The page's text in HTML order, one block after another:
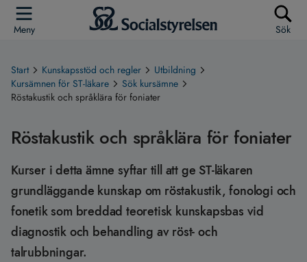
Meny Sök
Start Kunskapsstöd och regler
Utbildning
Kursämnen för ST-läkare
Sök kursämne
Röstakustik och språklära för foniater
Röstakustik och språklära för foniater
Kurser i detta ämne syftar till att ge ST-läkaren
grundläggande kunskap om röstakustik, fonologi och
fonetik som breddad teoretisk kunskapsbas vid
diagnostik och behandling av röst- och
talrubbningar.